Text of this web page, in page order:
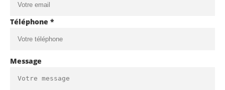
Téléphone *
Message